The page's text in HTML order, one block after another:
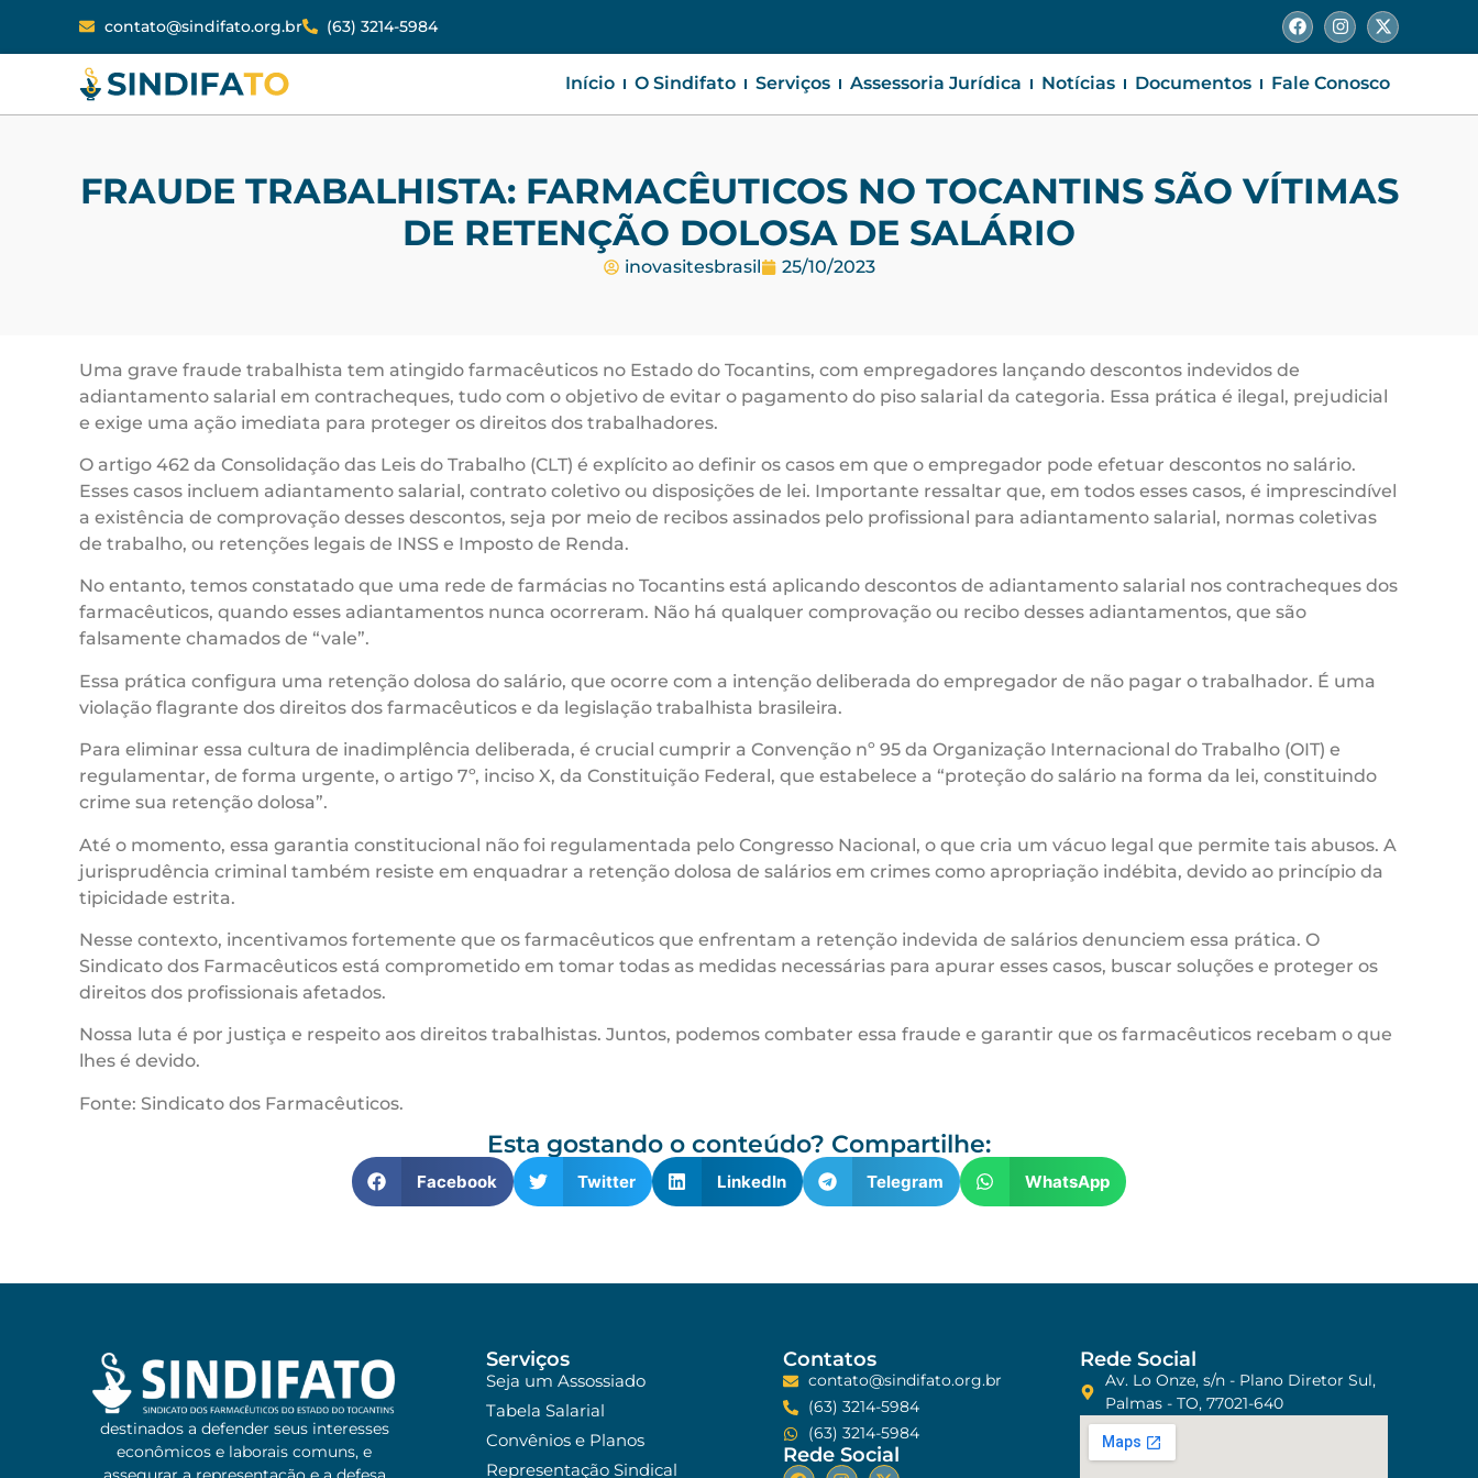
contato@sindifato.org.br (63) 3214-5984
Início O Sindifato Serviços Assessoria Jurídica Notícias Documentos Fale Conosco
FRAUDE TRABALHISTA: FARMACÊUTICOS NO TOCANTINS SÃO VÍTIMAS
DE RETENÇÃO DOLOSA DE SALÁRIO
inovasitesbrasil 25/10/2023
Uma grave fraude trabalhista tem atingido farmacêuticos no Estado do Tocantins, com empregadores lançando descontos indevidos de
adiantamento salarial em contracheques, tudo com o objetivo de evitar o pagamento do piso salarial da categoria. Essa prática é ilegal, prejudicial
e exige uma ação imediata para proteger os direitos dos trabalhadores.
O artigo 462 da Consolidação das Leis do Trabalho (CLT) é explícito ao definir os casos em que o empregador pode efetuar descontos no salário.
Esses casos incluem adiantamento salarial, contrato coletivo ou disposições de lei. Importante ressaltar que, em todos esses casos, é imprescindível
a existência de comprovação desses descontos, seja por meio de recibos assinados pelo profissional para adiantamento salarial, normas coletivas
de trabalho, ou retenções legais de INSS e Imposto de Renda.
No entanto, temos constatado que uma rede de farmácias no Tocantins está aplicando descontos de adiantamento salarial nos contracheques dos
farmacêuticos, quando esses adiantamentos nunca ocorreram. Não há qualquer comprovação ou recibo desses adiantamentos, que são
falsamente chamados de “vale”.
Essa prática configura uma retenção dolosa do salário, que ocorre com a intenção deliberada do empregador de não pagar o trabalhador. É uma
violação flagrante dos direitos dos farmacêuticos e da legislação trabalhista brasileira.
Para eliminar essa cultura de inadimplência deliberada, é crucial cumprir a Convenção nº 95 da Organização Internacional do Trabalho (OIT) e
regulamentar, de forma urgente, o artigo 7º, inciso X, da Constituição Federal, que estabelece a “proteção do salário na forma da lei, constituindo
crime sua retenção dolosa”.
Até o momento, essa garantia constitucional não foi regulamentada pelo Congresso Nacional, o que cria um vácuo legal que permite tais abusos. A
jurisprudência criminal também resiste em enquadrar a retenção dolosa de salários em crimes como apropriação indébita, devido ao princípio da
tipicidade estrita.
Nesse contexto, incentivamos fortemente que os farmacêuticos que enfrentam a retenção indevida de salários denunciem essa prática. O
Sindicato dos Farmacêuticos está comprometido em tomar todas as medidas necessárias para apurar esses casos, buscar soluções e proteger os
direitos dos profissionais afetados.
Nossa luta é por justiça e respeito aos direitos trabalhistas. Juntos, podemos combater essa fraude e garantir que os farmacêuticos recebam o que
lhes é devido.
Fonte: Sindicato dos Farmacêuticos.
Esta gostando o conteúdo? Compartilhe:
Facebook Twitter LinkedIn Telegram WhatsApp
destinados a defender seus interesses
econômicos e laborais comuns, e
Serviços
Seja um Assossiado
Tabela Salarial
Convênios e Planos
Representação Sindical
Contatos
contato@sindifato.org.br
(63) 3214-5984
(63) 3214-5984
Rede Social
Rede Social
Av. Lo Onze, s/n - Plano Diretor Sul,
Palmas - TO, 77021-640